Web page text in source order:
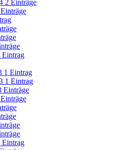
2 Einträge
Eintrag
1 Eintrag
1 Eintrag
Einträge
Eintrag